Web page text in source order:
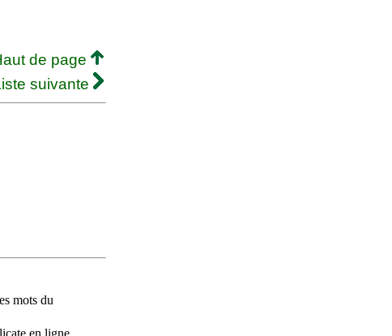
de page
suivante
mots du
en ligne.